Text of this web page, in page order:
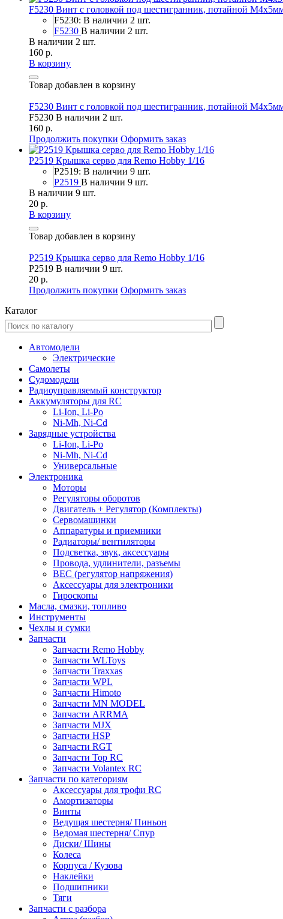
F5230 Винт с головкой под шестигранник, потайной
F5230: В наличии 2 шт.
F5230 В наличии 2 шт.
В наличии 2 шт.
160 р.
В корзину
Товар добавлен в корзину
F5230 Винт с головкой под шестигранник, потайной
F5230 В наличии 2 шт.
160 р.
Продолжить покупки Оформить заказ
P2519 Крышка серво для Remo Hobby 1/16
P2519: В наличии 9 шт.
P2519 В наличии 9 шт.
В наличии 9 шт.
20 р.
В корзину
Товар добавлен в корзину
P2519 Крышка серво для Remo Hobby 1/16
P2519 В наличии 9 шт.
20 р.
Продолжить покупки Оформить заказ
Каталог
Автомодели
Электрические
Самолеты
Судомодели
Радиоуправляемый конструктор
Аккумуляторы для RC
Li-Ion, Li-Po
Ni-Mh, Ni-Cd
Зарядные устройства
Li-Ion, Li-Po
Ni-Mh, Ni-Cd
Универсальные
Электроника
Моторы
Регуляторы оборотов
Двигатель + Регулятор (Комплекты)
Сервомашинки
Аппаратуры и приемники
Радиаторы/ вентиляторы
Подсветка, звук, аксессуары
Провода, удлинители, разъемы
BEC (регулятор напряжения)
Аксессуары для электроники
Гироскопы
Масла, смазки, топливо
Инструменты
Чехлы и сумки
Запчасти
Запчасти Remo Hobby
Запчасти WLToys
Запчасти Traxxas
Запчасти WPL
Запчасти Himoto
Запчасти MN MODEL
Запчасти ARRMA
Запчасти MJX
Запчасти HSP
Запчасти RGT
Запчасти Top RC
Запчасти Volantex RC
Запчасти по категориям
Аксессуары для трофи RC
Амортизаторы
Винты
Ведущая шестерня/ Пиньон
Ведомая шестерня/ Спур
Диски/ Шины
Колеса
Корпуса / Кузова
Наклейки
Подшипники
Тяги
Запчасти с разбора